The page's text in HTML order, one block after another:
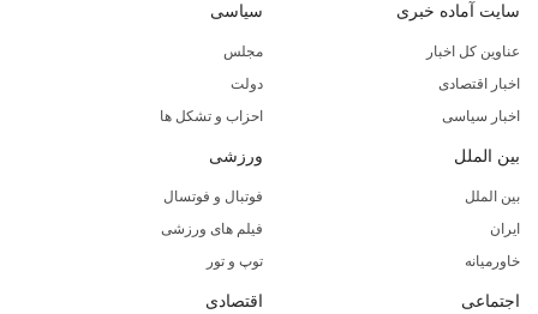
سایت آماده خبری
عناوین کل اخبار
اخبار اقتصادی
اخبار سیاسی
سیاسی
مجلس
دولت
احزاب و تشکل ها
بین الملل
بین الملل
ایران
خاورمیانه
ورزشی
فوتبال و فوتسال
فیلم های ورزشی
توپ و تور
اجتماعی اقتصادی